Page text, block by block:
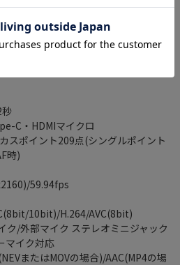
液晶
C・HDMIマイクロ
スポイント209点(シングルポイント
時)
59.94fps
10bit)/H.264/AVC(8bit)
ク/外部マイク ステレオミニジャック
マイク対応
またはMOVの場合)/AAC(MP4の場